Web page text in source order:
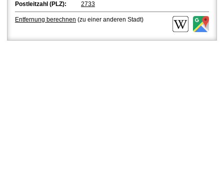
Postleitzahl (PLZ): 2733
Entfernung berechnen (zu einer anderen Stadt)